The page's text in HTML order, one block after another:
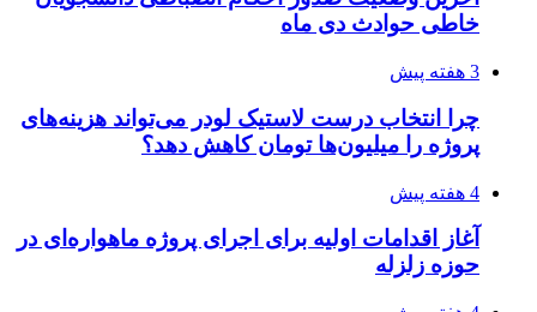
خاطی حوادث دی ماه
3 هفته پیش
چرا انتخاب درست لاستیک لودر می‌تواند هزینه‌های
پروژه را میلیون‌ها تومان کاهش دهد؟
4 هفته پیش
آغاز اقدامات اولیه برای اجرای پروژه ماهواره‌ای در
حوزه زلزله